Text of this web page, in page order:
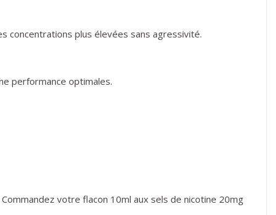
concentrations plus élevées sans agressivité.
performance optimales.
Commandez votre flacon 10ml aux sels de nicotine 20mg